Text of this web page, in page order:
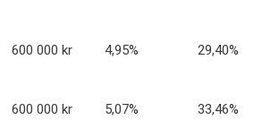
600 000 kr 4,95% 29,40%
600 000 kr 5,07% 33,46%